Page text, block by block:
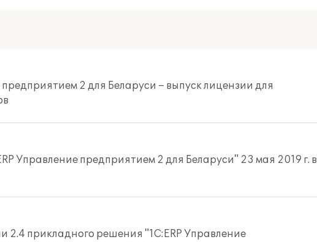
предприятием 2 для Беларуси – выпуск лицензии для
Управление предприятием 2 для Беларуси" 23 мая 2019 г. в
2.4 прикладного решения "1С:ERP Управление